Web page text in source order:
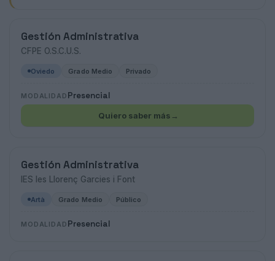
Gestión Administrativa
CFPE O.S.C.U.S.
Oviedo Grado Medio Privado
MODALIDAD Presencial
Quiero saber más →
Gestión Administrativa
IES Ies Llorenç Garcies i Font
Artà Grado Medio Público
MODALIDAD Presencial